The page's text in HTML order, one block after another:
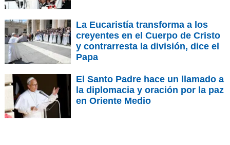
La Eucaristía transforma a los
creyentes en el Cuerpo de Cristo
y contrarresta la división, dice el
Papa
El Santo Padre hace un llamado a
la diplomacia y oración por la paz
en Oriente Medio